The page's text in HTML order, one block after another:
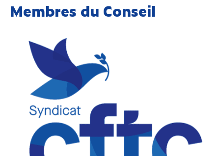
Membres du Conseil